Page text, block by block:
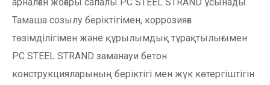
Тамаша созылу беріктігімен, коррозияға
төзімділігімен және құрылымдық тұрақтылығымен
PC STEEL STRAND заманауи бетон
конструкцияларының беріктігі мен жүк көтергіштігін